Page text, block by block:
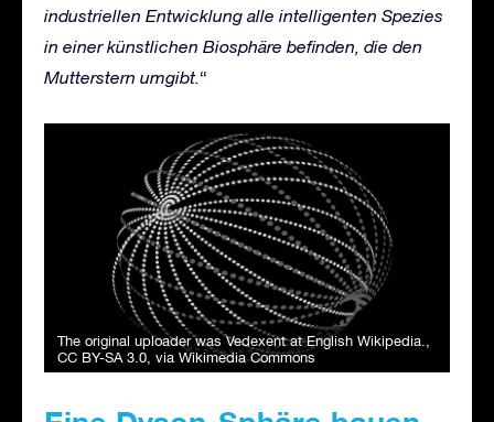
industriellen Entwicklung alle intelligenten Spezies
in einer künstlichen Biosphäre befinden, die den
Mutterstern umgibt.“
The original uploader was Vedexent at English Wikipedia.,
CC BY-SA 3.0, via Wikimedia Commons